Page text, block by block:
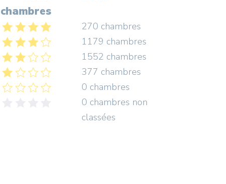
chambres
270 chambres
1179 chambres
1552 chambres
377 chambres
0 chambres
0 chambres non
classées